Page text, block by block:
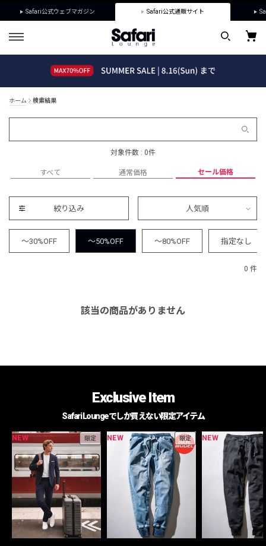
Safari公式ウェブマガジン Safari公式通販サイト
ホーム 検索結果
対象件数 : 0件
すべて 通常価格 セール価格
絞り込み 人気順
～30%OFF ～50%OFF ～80%OFF 指定なし
0 件
該当の商品がありません
Exclusive Item
Safari Loungeでしか買えない限定アイテム
NEW 限定 NEW 限定 NEW